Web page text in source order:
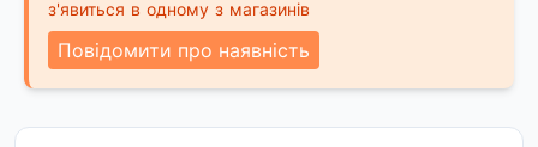
з'явиться в одному з магазинів
Повідомити про наявність